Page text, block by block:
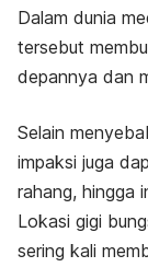
Dalam dunia
tersebut
depannya dan
Selain
impaksi juga
rahang, hingga
Lokasi gigi
sering kali